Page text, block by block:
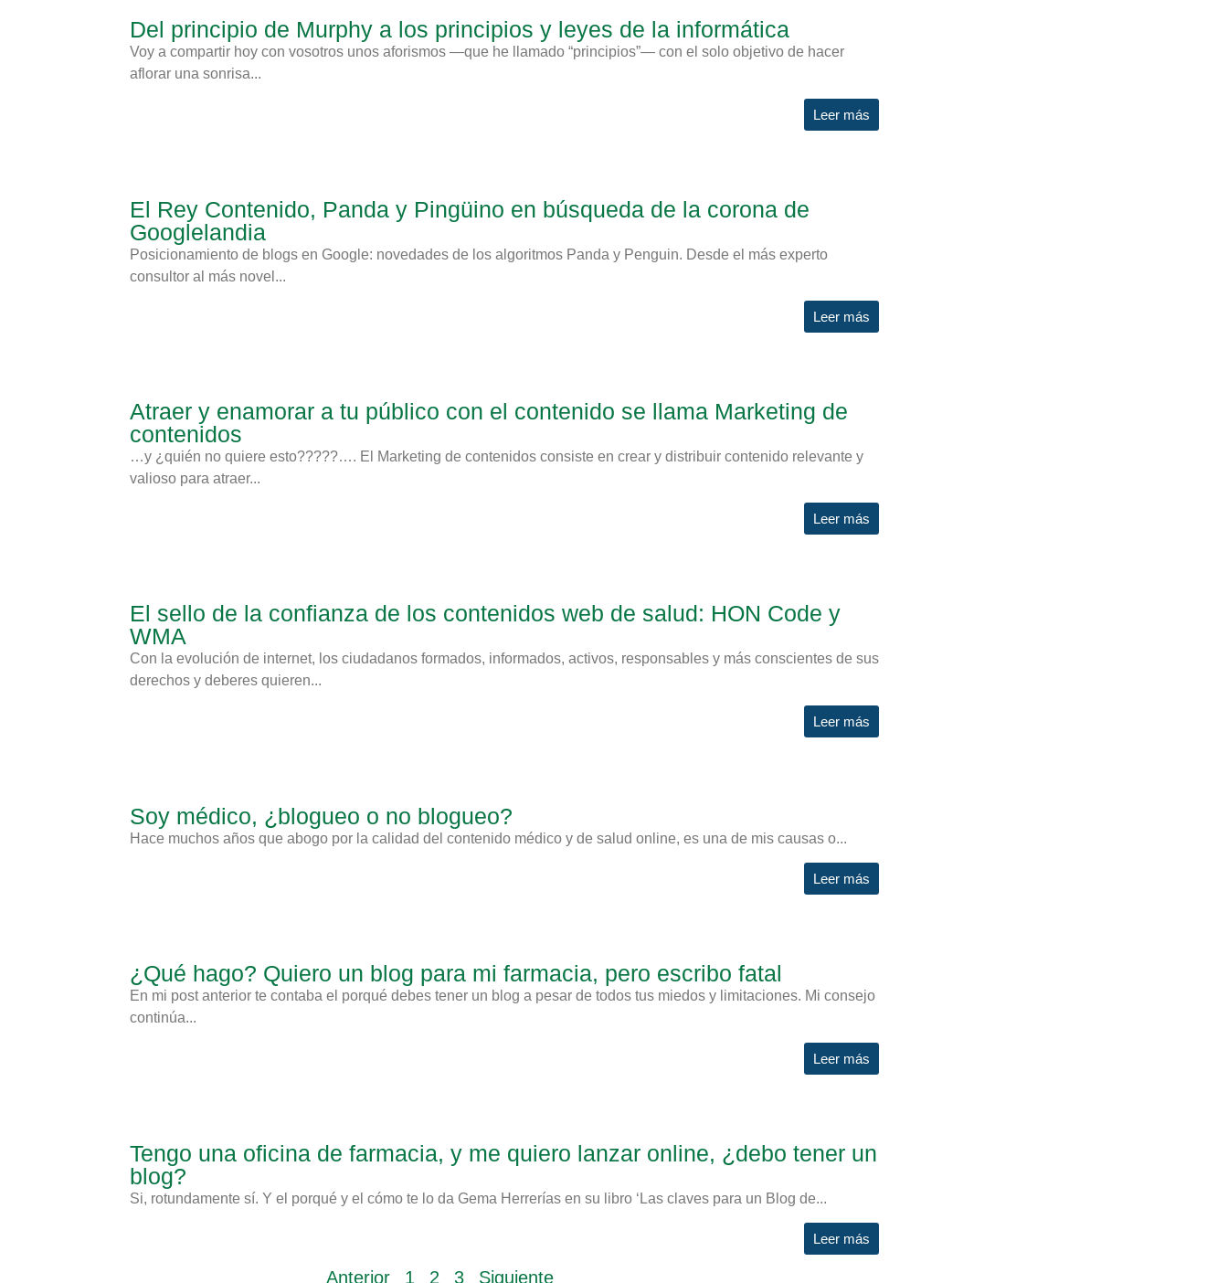
Del principio de Murphy a los principios y leyes de la informática
Voy a compartir hoy con vosotros unos aforismos —que he llamado “principios”— con el solo objetivo de hacer
aflorar una sonrisa...
Leer más
El Rey Contenido, Panda y Pingüino en búsqueda de la corona de
Googlelandia
Posicionamiento de blogs en Google: novedades de los algoritmos Panda y Penguin. Desde el más experto
consultor al más novel...
Leer más
Atraer y enamorar a tu público con el contenido se llama Marketing de
contenidos
…y ¿quién no quiere esto?????…. El Marketing de contenidos consiste en crear y distribuir contenido relevante y
valioso para atraer...
Leer más
El sello de la confianza de los contenidos web de salud: HON Code y
WMA
Con la evolución de internet, los ciudadanos formados, informados, activos, responsables y más conscientes de sus
derechos y deberes quieren...
Leer más
Soy médico, ¿blogueo o no blogueo?
Hace muchos años que abogo por la calidad del contenido médico y de salud online, es una de mis causas o...
Leer más
¿Qué hago? Quiero un blog para mi farmacia, pero escribo fatal
En mi post anterior te contaba el porqué debes tener un blog a pesar de todos tus miedos y limitaciones. Mi consejo
continúa...
Leer más
Tengo una oficina de farmacia, y me quiero lanzar online, ¿debo tener un
blog?
Si, rotundamente sí. Y el porqué y el cómo te lo da Gema Herrerías en su libro ‘Las claves para un Blog de...
Leer más
Anterior 1 2 3 Siguiente